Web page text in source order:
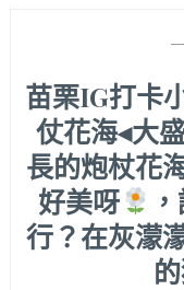
苗栗IG打卡
仗花海◂大
長的炮杖花
好美呀
行？在灰濛